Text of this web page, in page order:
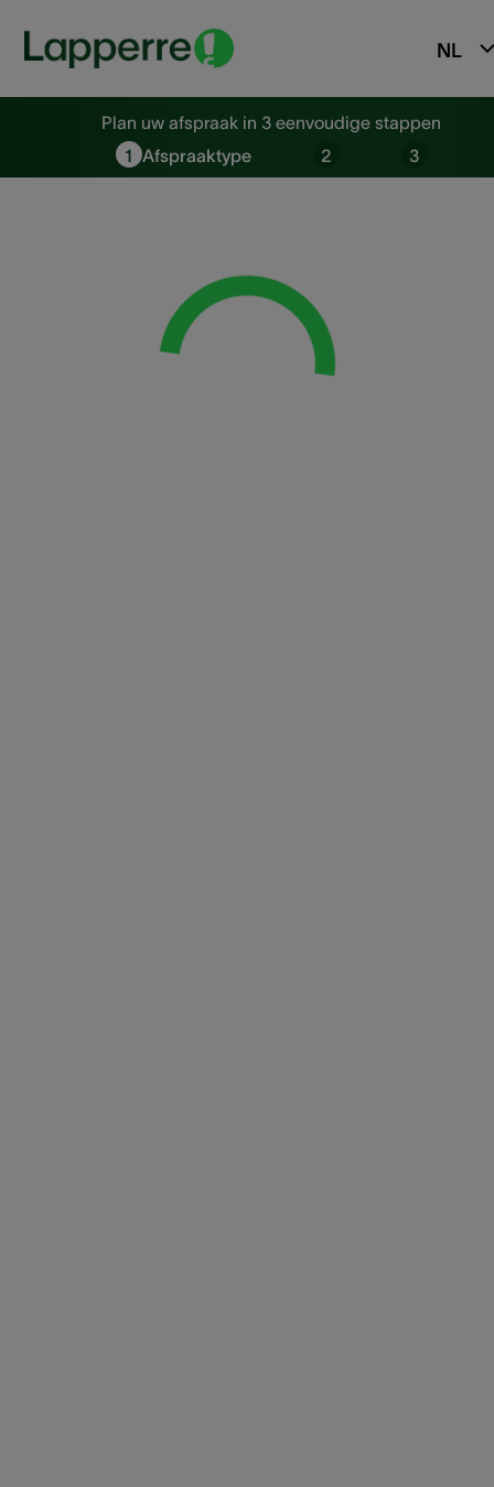
NL
Plan uw afspraak in 3
Plan uw afspraak in 3 eenvoudige stappen
1 Afspraaktype 2 3
Loading...